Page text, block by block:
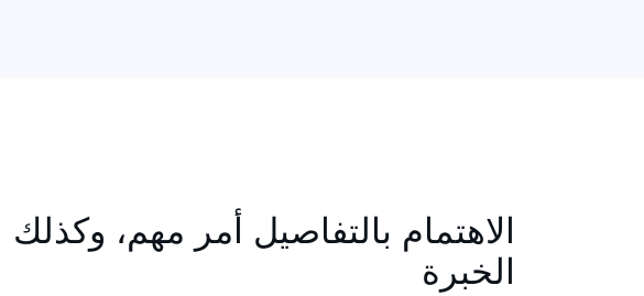
الاهتمام بالتفاصيل أمر مهم، وكذلك
الخبرة